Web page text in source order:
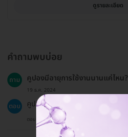
ดูรายละเอียด
คำถามพบบ่อย
ถาม คูปองมีอายุการใช้งานนานแค่ไหน?
19 ธ.ค. 2024
ตอบ คูปองจะมีอายุ 60 วันนับจากวันที่ซื้อ
ตอบโดยทีมงาน HD